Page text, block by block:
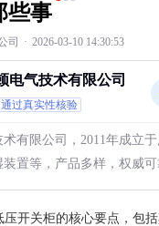
些事
司 · 2026-03-10 14:30:53
电气技术有限公司
通过真实性核验
有限公司，2011年成立于
置等，产品多样，权威可
压开关柜的核心要点，包